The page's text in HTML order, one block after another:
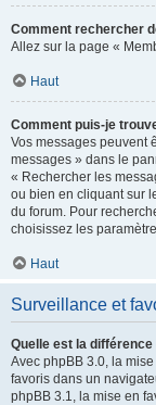
Comment rechercher
Allez sur la page «
Haut
Comment puis-je
Vos messages peuvent
messages » dans le
« Rechercher les
ou bien en cliquant sur
du forum. Pour
choisissez les
Haut
Surveillance et
Quelle est la
Avec phpBB 3.0, la
favoris dans un
phpBB 3.1, la mise en